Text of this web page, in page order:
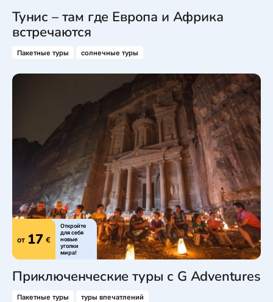
Тунис – там где Европа и Африка
встречаются
Пакетные туры солнечные туры
от 17 €
Откройте
для себя
новые
уголки
мира!
Приключенческие туры с G Adventures
Пакетные туры туры впечатлений